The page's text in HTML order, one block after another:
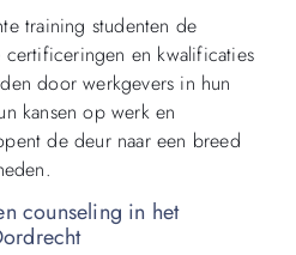
training studenten de
en kwalificaties
door werkgevers in hun
kansen op werk en
de deur naar een breed
counseling in het